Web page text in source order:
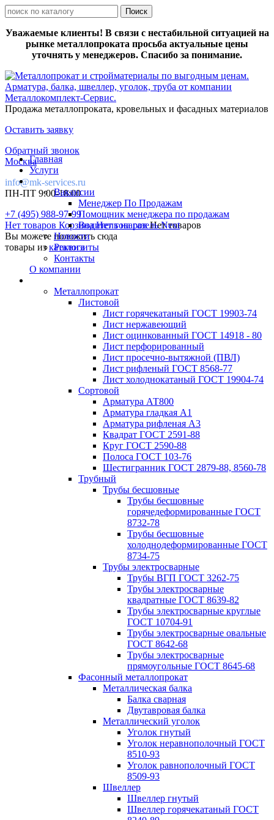
Уважаемые клиенты! В связи с нестабильной ситуацией на
рынке металлопроката просьба актуальные цены
уточнять у менеджеров. Спасибо за понимание.
Продажа металлопроката, кровельных и фасадных материалов
Оставить заявку
Обратный звонок
Москва
info@mk-services.ru
ПН-ПТ 9:00-18:00
+7 (495) 988-97-99
Нет товаров КорзинаНет товаровНет товаров
Вы можете положить сюда
товары изкаталога
Главная
Услуги
Вакансии
Менеджер По Продажам
Помощник менеджера по продажам
Водитель на газель Next
Новости
Реквизиты
Контакты
О компании
Металлопрокат
Листовой
Лист горячекатаный ГОСТ 19903-74
Лист нержавеющий
Лист оцинкованный ГОСТ 14918 - 80
Лист перфорированный
Лист просечно-вытяжной (ПВЛ)
Лист рифленый ГОСТ 8568-77
Лист холоднокатаный ГОСТ 19904-74
Сортовой
Арматура АТ800
Арматура гладкая А1
Арматура рифленая А3
Квадрат ГОСТ 2591-88
Круг ГОСТ 2590-88
Полоса ГОСТ 103-76
Шестигранник ГОСТ 2879-88, 8560-78
Трубный
Трубы бесшовные
Трубы бесшовные
горячедеформированные ГОСТ
8732-78
Трубы бесшовные
холоднодеформированные ГОСТ
8734-75
Трубы электросварные
Трубы ВГП ГОСТ 3262-75
Трубы электросварные
квадратные ГОСТ 8639-82
Трубы электросварные круглые
ГОСТ 10704-91
Трубы электросварные овальные
ГОСТ 8642-68
Трубы электросварные
прямоугольные ГОСТ 8645-68
Фасонный металлопрокат
Металлическая балка
Балка сварная
Двутавровая балка
Металлический уголок
Уголок гнутый
Уголок неравнополочный ГОСТ
8510-93
Уголок равнополочный ГОСТ
8509-93
Швеллер
Швеллер гнутый
Швеллер горячекатаный ГОСТ